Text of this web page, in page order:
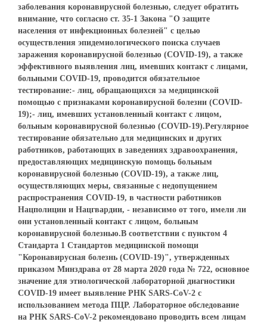
заболевания коронавирусной болезнью, следует обратить
внимание, что согласно ст. 35-1 Закона "О защите
населения от инфекционных болезней" с целью
осуществления эпидемиологического поиска случаев
заражения коронавирусной болезнью (COVID-19), а также
эффективного выявления лиц, имевших контакт с лицами,
больными COVID-19, проводится обязательное
тестирование:- лиц, обращающихся за медицинской
помощью с признаками коронавирусной болезни (СOVID-
19);- лиц, имевших установленный контакт с лицом,
больным коронавирусной болезнью (COVID-19).Регулярное
тестирование обязательно для медицинских и других
работников, работающих в заведениях здравоохранения,
предоставляющих медицинскую помощь больным
коронавирусной болезнью (COVID-19), а также лиц,
осуществляющих меры, связанные с недопущением
распространения COVID-19, в частности работников
Нацполиции и Нацгвардии, - независимо от того, имели ли
они установленный контакт с лицом, больным
коронавирусной болезнью.В соответствии с пунктом 4
Стандарта 1 Стандартов медицинской помощи
"Коронавирусная болезнь (COVID-19)", утвержденных
приказом Минздрава от 28 марта 2020 года № 722, основное
значение для этиологической лабораторной диагностики
COVID-19 имеет выявление РНК SARS-CoV-2 с
использованием метода ПЦР. Лабораторное обследование
на РНК SARS-CoV-2 рекомендовано проводить всем лицам